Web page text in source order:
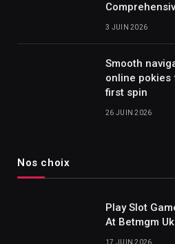
3 JUIN 2026
Smooth
online
first spin
26 JUIN 2026
Nos choix
Play Slot
At Betmgm Uk
17 JUIN 2026